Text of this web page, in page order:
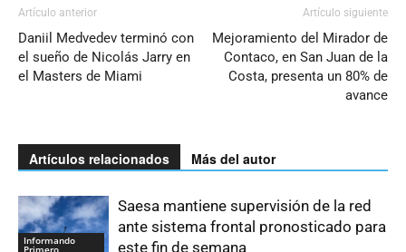
Artículo anterior
Daniil Medvedev terminó con
el sueño de Nicolás Jarry en
el Masters de Miami
Artículo siguiente
Mejoramiento del Mirador de
Contaco, en San Juan de la
Costa, presenta un 80% de
avance
Artículos relacionados Más del autor
Informando
Saesa mantiene supervisión de la red
ante sistema frontal pronosticado para
este fin de semana